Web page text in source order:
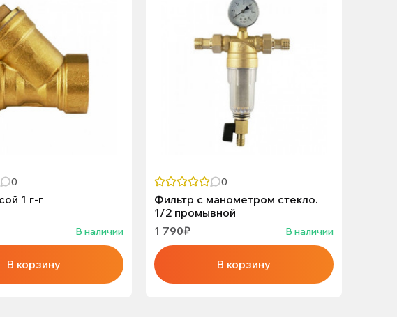
0
1 г-г
В наличии
В корзину
0
Фильтр с манометром стекло.
1/2 промывной
1 790₽
В наличии
В корзину